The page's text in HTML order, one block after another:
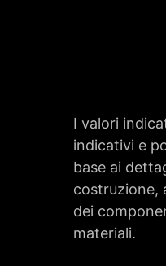
I valori
indicativi e
base ai
costruzione,
dei
materiali.